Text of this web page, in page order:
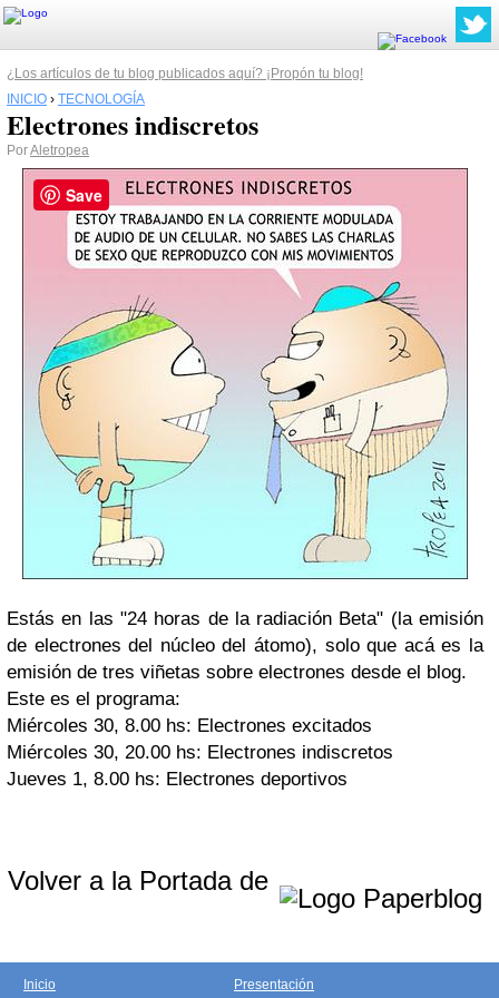
¿Los artículos de tu blog publicados aquí? ¡Propón tu blog!
INICIO › TECNOLOGÍA
Electrones indiscretos
PorAletropea
Estás en las "24 horas de la radiación Beta" (la emisión
de electrones del núcleo del átomo), solo que acá es la
emisión de tres viñetas sobre electrones desde el blog.
Este es el programa:
Miércoles 30, 8.00 hs: Electrones excitados
Miércoles 30, 20.00 hs: Electrones indiscretos
Jueves 1, 8.00 hs: Electrones deportivos
Volver a la Portada de
Inicio
Presentación
Save